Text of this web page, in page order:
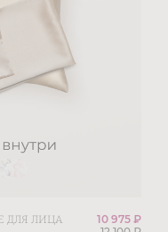
ДЛЯ ЛИЦА
10 975 ₽